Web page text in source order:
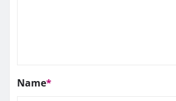
Name*